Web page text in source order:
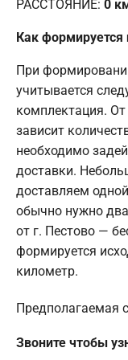
РАССТОЯНИЕ: 0
Как формируется
При
учитывается
комплектация.
зависит
необходимо
доставки.
доставляем
обычно нужно
от г. Пестово —
формируется
километр.
Предполагаемая
Звоните чтобы